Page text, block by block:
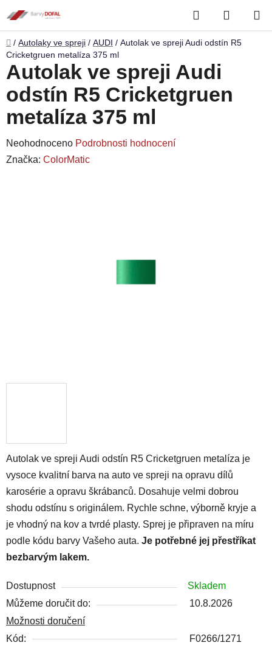
na
obsah
Hledat
KOŠÍK
Domů
/ Autolaky ve spreji / AUDI / Autolak ve spreji Audi odstín R5
Cricketgruen metalíza 375 ml
Autolak ve spreji Audi odstín R5 Cricketgruen metalíza je
vysoce kvalitní barva na auto ve spreji na opravu dílů
karosérie a opravu škrábanců. Dosahuje velmi dobrou
shodu odstínu s originálem. Rychle schne, výborně kryje a
je vhodný na kov a tvrdé plasty. Sprej je připraven na míru
podle kódu barvy Vašeho auta. Je potřebné jej přestříkat
bezbarvým lakem.
Dostupnost
Skladem
Můžeme doručit do:
10.8.2026
Možnosti doručení
Kód:
F0266/1271
Autolak ve spreji Audi
odstín R5 Cricketgruen
metalíza 375 ml
Průměrné
hodnocení
Neohodnoceno Podrobnosti hodnocení
Značka: ColorMatic